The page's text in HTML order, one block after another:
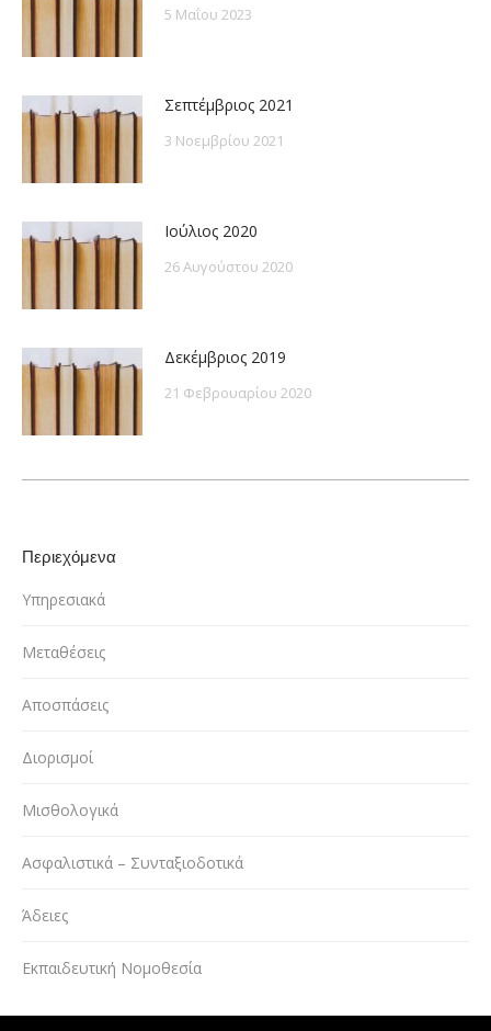
5 Μαΐου 2023
Σεπτέμβριος 2021
3 Νοεμβρίου 2021
Ιούλιος 2020
26 Αυγούστου 2020
Δεκέμβριος 2019
21 Φεβρουαρίου 2020
Περιεχόμενα
Υπηρεσιακά
Μεταθέσεις
Αποσπάσεις
Διορισμοί
Μισθολογικά
Ασφαλιστικά – Συνταξιοδοτικά
Άδειες
Εκπαιδευτική Νομοθεσία